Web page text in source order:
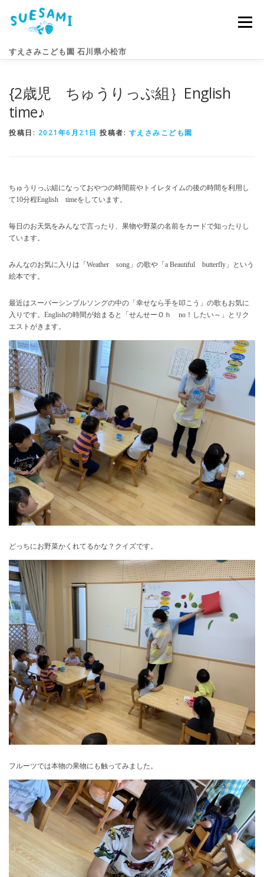
すえさみこども園 石川県小松市
メニュー
園のこと すえさみライフ 入園案内 ニュース
アクセス お問い合わせ
{2歳児 ちゅうりっぷ組｝English
time♪
投稿日: 2021年6月21日 投稿者: すえさみこども園
ちゅうりっぷ組になっておやつの時間前やトイレタイムの後の時間を利用し
て10分程English timeをしています。
毎日のお天気をみんなで言ったり、果物や野菜の名前をカードで知ったりし
ています。
みんなのお気に入りは「Weather song」の歌や「a Beautiful butterfly」という
絵本です。
最近はスーパーシンプルソングの中の「幸せなら手を叩こう」の歌もお気に
入りです。Englishの時間が始まると「せんせーＯｈ no！したい～」とリク
エストがきます。
どっちにお野菜かくれてるかな？クイズです。
フルーツでは本物の果物にも触ってみました。